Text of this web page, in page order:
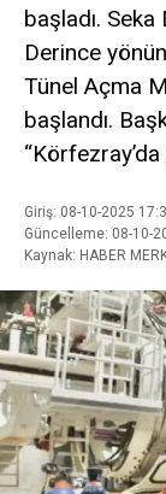
başladı.
Derince
Tünel Açma
başlandı.
Giriş: 08-10-2025
Güncelleme: 08-10-
Kaynak: HABER